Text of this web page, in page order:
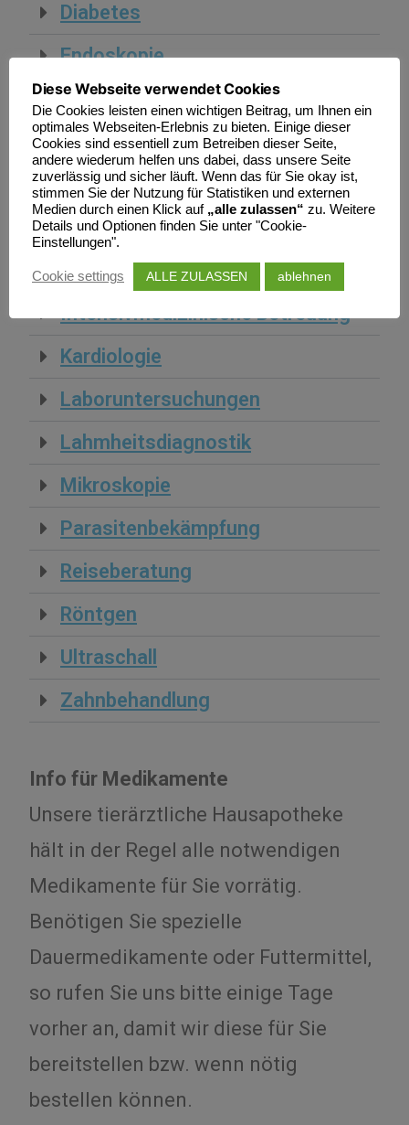
Diabetes
Endoskopie
Ernährungsberatung
Fellpflege
Gynäkologie
Geriatrie
Impfungen
Intensivmedizinische Betreuung
Kardiologie
Laboruntersuchungen
Lahmheitsdiagnostik
Mikroskopie
Parasitenbekämpfung
Reiseberatung
Röntgen
Ultraschall
Zahnbehandlung
Info für Medikamente
Unsere tierärztliche Hausapotheke
hält in der Regel alle notwendigen
Medikamente für Sie vorrätig.
Benötigen Sie spezielle
Dauermedikamente oder Futtermittel,
so rufen Sie uns bitte einige Tage
vorher an, damit wir diese für Sie
bereitstellen bzw. wenn nötig
bestellen können.
Diese Webseite verwendet Cookies
Die Cookies leisten einen wichtigen Beitrag, um Ihnen ein
optimales Webseiten-Erlebnis zu bieten. Einige dieser
Cookies sind essentiell zum Betreiben dieser Seite,
andere wiederum helfen uns dabei, dass unsere Seite
zuverlässig und sicher läuft. Wenn das für Sie okay ist,
stimmen Sie der Nutzung für Statistiken und externen
Medien durch einen Klick auf „alle zulassen“ zu. Weitere
Details und Optionen finden Sie unter "Cookie-
Einstellungen".
Cookie settings ALLE ZULASSEN ablehnen